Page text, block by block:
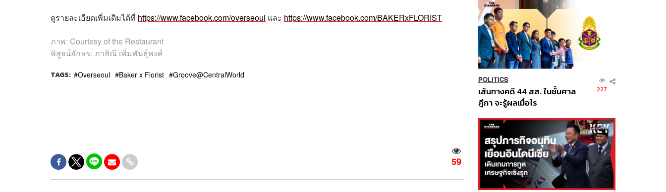
ดูรายละเอียดเพิ่มเติมได้ที่ https://www.facebook.com/overseoul และ https://www.facebook.com/BAKERxFLORIST
ภาพ: Courtesy of the Restaurant
พิสูจน์อักษร: ภาสิณี เพิ่มพันธุ์พงศ์
TAGS: Overseoul Baker x Florist Groove@CentralWorld
59
POLITICS
เส้นทางคดี 44 สส. ในชั้นศาล
ฎีกา จะรู้ผลเมื่อไร
227